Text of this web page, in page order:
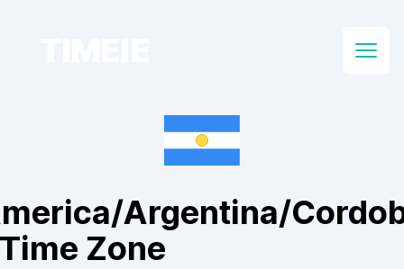
Open
Argentina/
Zone